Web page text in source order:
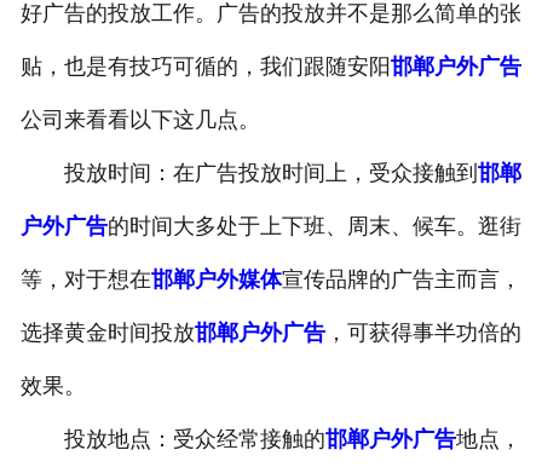
好广告的投放工作。广告的投放并不是那么简单的张
贴，也是有技巧可循的，我们跟随安阳邯郸户外广告
公司来看看以下这几点。
投放时间：在广告投放时间上，受众接触到 邯郸
户外广告的时间大多处于上下班、周末、候车。逛街
等，对于想在邯郸户外媒体宣传品牌的广告主而言，
选择黄金时间投放邯郸户外广告，可获得事半功倍的
效果。
投放地点：受众经常接触的邯郸户外广告地点，